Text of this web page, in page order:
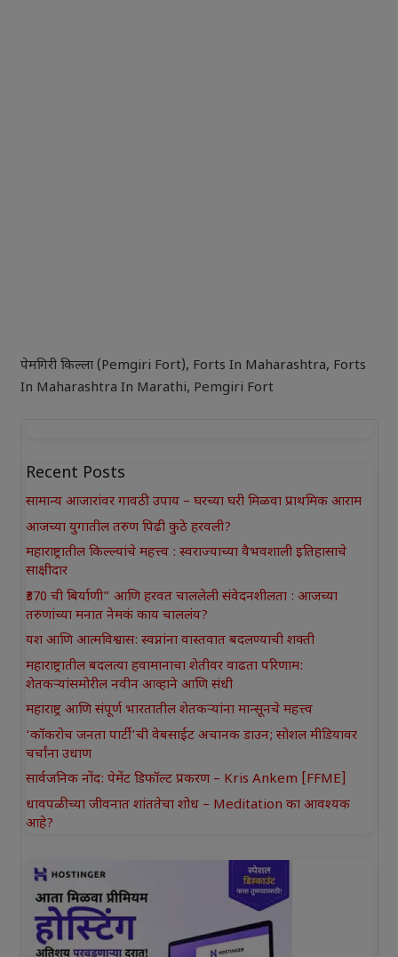
पेमगिरी किल्ला (Pemgiri Fort), Forts In Maharashtra, Forts
In Maharashtra In Marathi, Pemgiri Fort
Recent Posts
सामान्य आजारांवर गावठी उपाय – घरच्या घरी मिळवा प्राथमिक आराम
आजच्या युगातील तरुण पिढी कुठे हरवली?
महाराष्ट्रातील किल्ल्यांचे महत्त्व : स्वराज्याच्या वैभवशाली इतिहासाचे
साक्षीदार
₹370 ची बिर्याणी” आणि हरवत चाललेली संवेदनशीलता : आजच्या
तरुणांच्या मनात नेमकं काय चाललंय?
यश आणि आत्मविश्वास: स्वप्नांना वास्तवात बदलण्याची शक्ती
महाराष्ट्रातील बदलत्या हवामानाचा शेतीवर वाढता परिणाम:
शेतकऱ्यांसमोरील नवीन आव्हाने आणि संधी
महाराष्ट्र आणि संपूर्ण भारतातील शेतकऱ्यांना मान्सूनचे महत्त्व
‘कॉकरोच जनता पार्टी’ची वेबसाईट अचानक डाउन; सोशल मीडियावर
चर्चांना उधाण
सार्वजनिक नोंद: पेमेंट डिफॉल्ट प्रकरण – Kris Ankem [FFME]
धावपळीच्या जीवनात शांततेचा शोध – Meditation का आवश्यक
आहे?